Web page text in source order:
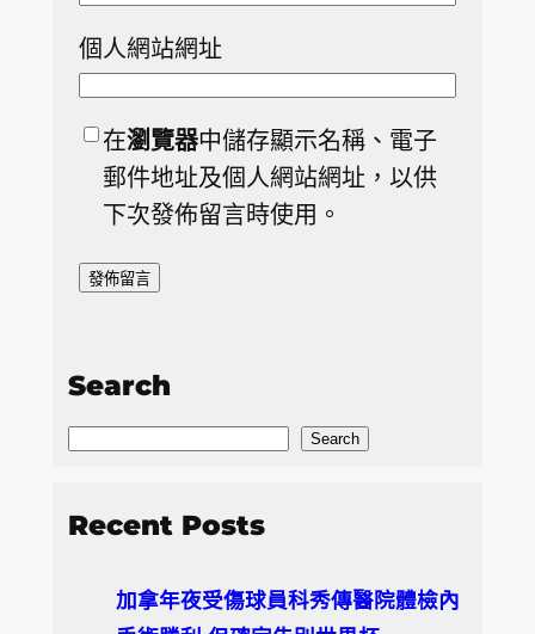
個人網站網址
在瀏覽器中儲存顯示名稱、電子
郵件地址及個人網站網址，以供
下次發佈留言時使用。
Search
S
a
Search
Recent Posts
加拿年夜受傷球員科秀傳醫院體檢內